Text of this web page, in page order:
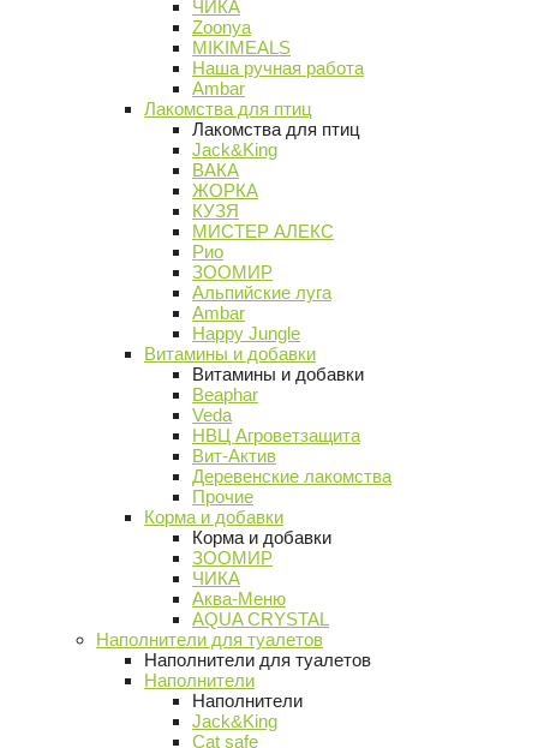
ЧИКА
Zoonya
MIKIMEALS
Наша ручная работа
Ambar
Лакомства для птиц
Лакомства для птиц
Jack&King
ВАКА
ЖОРКА
КУЗЯ
МИСТЕР АЛЕКС
Рио
ЗООМИР
Альпийские луга
Ambar
Happy Jungle
Витамины и добавки
Витамины и добавки
Beaphar
Veda
НВЦ Агроветзащита
Вит-Актив
Деревенские лакомства
Прочие
Корма и добавки
Корма и добавки
ЗООМИР
ЧИКА
Аква-Меню
AQUA CRYSTAL
Наполнители для туалетов
Наполнители для туалетов
Наполнители
Наполнители
Jack&King
Cat safe